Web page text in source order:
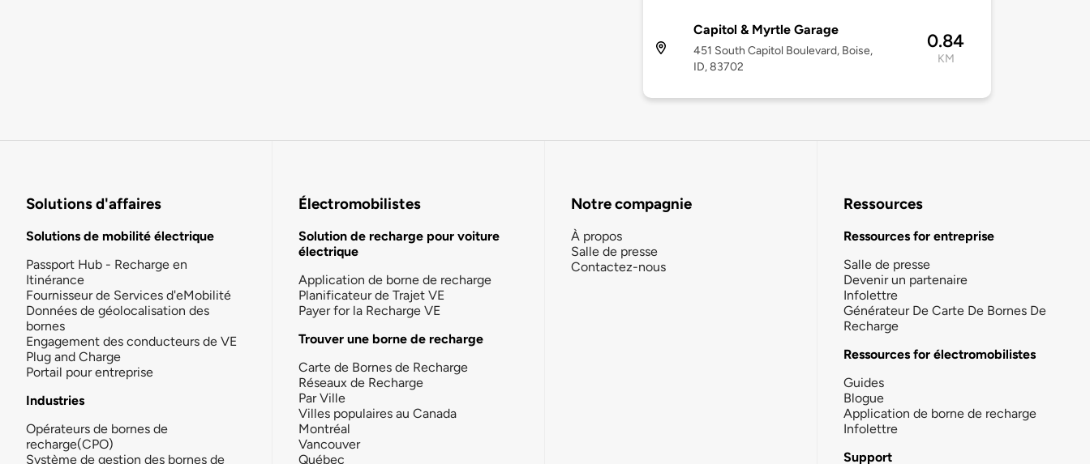
Capitol & Myrtle Garage
451 South Capitol Boulevard, Boise,
ID, 83702
0.84
KM
Solutions d'affaires
Solutions de mobilité électrique
Passport Hub - Recharge en
Itinérance
Fournisseur de Services d'eMobilité
Données de géolocalisation des
bornes
Engagement des conducteurs de VE
Plug and Charge
Portail pour entreprise
Industries
Opérateurs de bornes de
recharge(CPO)
Système de gestion des bornes de
Électromobilistes
Solution de recharge pour voiture
électrique
Application de borne de recharge
Planificateur de Trajet VE
Payer for la Recharge VE
Trouver une borne de recharge
Carte de Bornes de Recharge
Réseaux de Recharge
Par Ville
Villes populaires au Canada
Montréal
Vancouver
Québec
Notre compagnie
À propos
Salle de presse
Contactez-nous
Ressources
Ressources for entreprise
Salle de presse
Devenir un partenaire
Infolettre
Générateur De Carte De Bornes De
Recharge
Ressources for électromobilistes
Guides
Blogue
Application de borne de recharge
Infolettre
Support